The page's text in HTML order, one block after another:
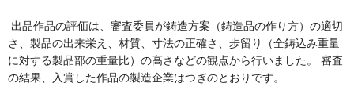
出品作品の評価は、審査委員が鋳造方案（鋳造品の作り方）の適切
さ、製品の出来栄え、材質、寸法の正確さ、歩留り（全鋳込み重量
に対する製品部の重量比）の高さなどの観点から行いました。 審査
の結果、入賞した作品の製造企業はつぎのとおりです。